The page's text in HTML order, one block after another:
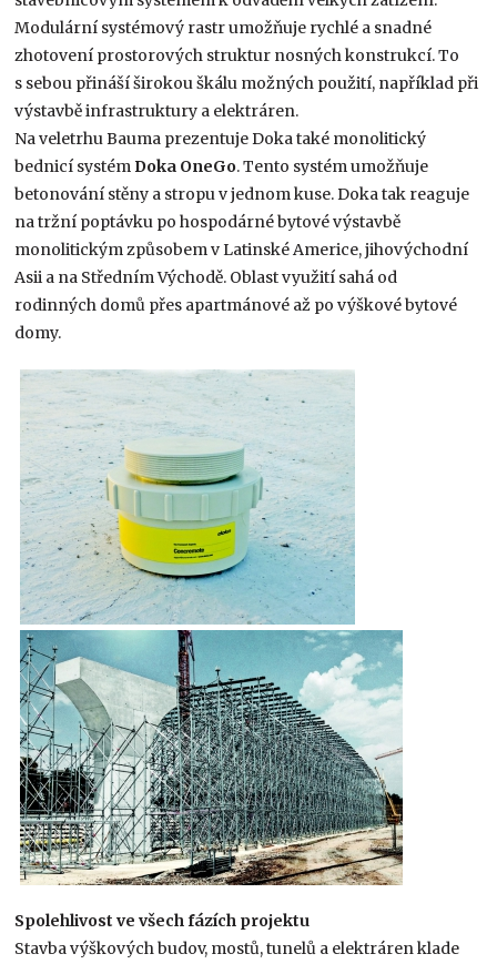
Modulární systémový rastr umožňuje rychlé a snadné
zhotovení prostorových struktur nosných konstrukcí. To
s sebou přináší širokou škálu možných použití, například při
výstavbě infrastruktury a elektráren.
Na veletrhu Bauma prezentuje Doka také monolitický
bednicí systém Doka OneGo. Tento systém umožňuje
betonování stěny a stropu v jednom kuse. Doka tak reaguje
na tržní poptávku po hospodárné bytové výstavbě
monolitickým způsobem v Latinské Americe, jihovýchodní
Asii a na Středním Východě. Oblast využití sahá od
rodinných domů přes apartmánové až po výškové bytové
domy.
Spolehlivost ve všech fázích projektu
Stavba výškových budov, mostů, tunelů a elektráren klade